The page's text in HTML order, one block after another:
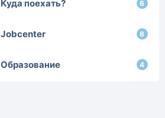
Куда поехать? 6
Jobcenter 8
Образование 4